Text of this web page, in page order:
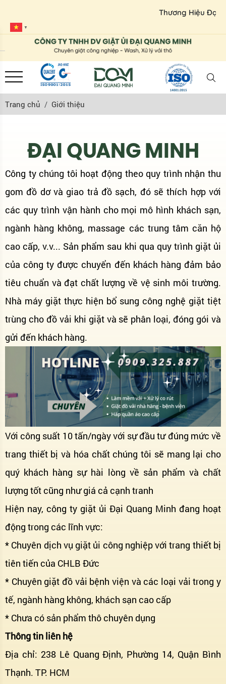
Thương Hiệu Đạt
▼
Trang chủ Giới thiệu
ĐẠI QUANG MINH
Công ty chúng tôi hoạt động theo quy trình nhận thu
gom đồ dơ và giao trả đồ sạch, đó sẽ thích hợp với
các quy trình vận hành cho mọi mô hình khách sạn,
ngành hàng không, massage các trung tâm căn hộ
cao cấp, v.v... Sản phẩm sau khi qua quy trình giặt ủi
của công ty được chuyển đến khách hàng đảm bảo
tiêu chuẩn và đạt chất lượng về vệ sinh môi trường.
Nhà máy giặt thực hiện bổ sung công nghệ giặt tiệt
trùng cho đồ vải khi giặt và sẽ phân loại, đóng gói và
gửi đến khách hàng.
Với công suất 10 tấn/ngày với sự đầu tư đúng mức về
trang thiết bị và hóa chất chúng tôi sẽ mang lại cho
quý khách hàng sự hài lòng về sản phẩm và chất
lượng tốt cũng như giá cả cạnh tranh
Hiện nay, công ty giặt ủi Đại Quang Minh đang hoạt
động trong các lĩnh vực:
* Chuyên dịch vụ giặt ủi công nghiệp với trang thiết bị
tiên tiến của CHLB Đức
* Chuyên giặt đồ vải bệnh viện và các loại vải trong y
tế, ngành hàng không, khách sạn cao cấp
* Chưa có sản phẩm thô chuyên dụng
Thông tin liên hệ
Địa chỉ: 238 Lê Quang Định, Phường 14, Quận Bình
Thạnh. TP. HCM